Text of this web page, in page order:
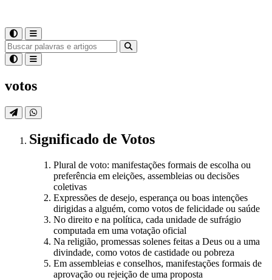
votos
Significado de Votos
Plural de voto: manifestações formais de escolha ou
preferência em eleições, assembleias ou decisões
coletivas
Expressões de desejo, esperança ou boas intenções
dirigidas a alguém, como votos de felicidade ou saúde
No direito e na política, cada unidade de sufrágio
computada em uma votação oficial
Na religião, promessas solenes feitas a Deus ou a uma
divindade, como votos de castidade ou pobreza
Em assembleias e conselhos, manifestações formais de
aprovação ou rejeição de uma proposta